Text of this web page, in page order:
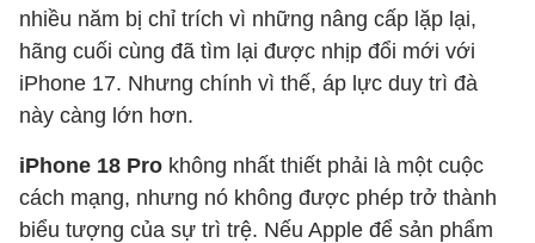
nhiều năm bị chỉ trích vì những nâng cấp lặp lại,
hãng cuối cùng đã tìm lại được nhịp đổi mới với
iPhone 17. Nhưng chính vì thế, áp lực duy trì đà
này càng lớn hơn.
iPhone 18 Pro không nhất thiết phải là một cuộc
cách mạng, nhưng nó không được phép trở thành
biểu tượng của sự trì trệ. Nếu Apple để sản phẩm